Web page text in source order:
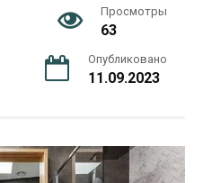
Просмотры
63
Опубликовано
11.09.2023